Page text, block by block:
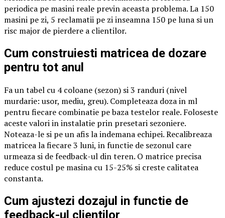
periodica pe masini reale previn aceasta problema. La 150
masini pe zi, 5 reclamatii pe zi inseamna 150 pe luna si un
risc major de pierdere a clientilor.
Cum construiesti matricea de dozare
pentru tot anul
Fa un tabel cu 4 coloane (sezon) si 3 randuri (nivel
murdarie: usor, mediu, greu). Completeaza doza in ml
pentru fiecare combinatie pe baza testelor reale. Foloseste
aceste valori in instalatie prin presetari sezoniere.
Noteaza-le si pe un afis la indemana echipei. Recalibreaza
matricea la fiecare 3 luni, in functie de sezonul care
urmeaza si de feedback-ul din teren. O matrice precisa
reduce costul pe masina cu 15-25% si creste calitatea
constanta.
Cum ajustezi dozajul in functie de
feedback-ul clientilor